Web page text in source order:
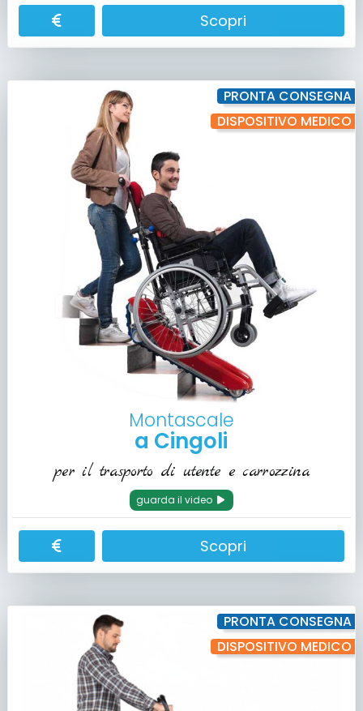
Scopri
PRONTA CONSEGNA
DISPOSITIVO MEDICO
Montascale
a Cingoli
per il trasporto di utente e carrozzina
guarda il video
Scopri
PRONTA CONSEGNA
DISPOSITIVO MEDICO